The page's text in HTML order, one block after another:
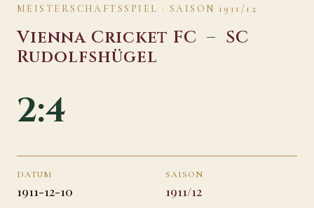
MEISTERSCHAFTSSPIEL · SAISON 1911/12
Vienna Cricket FC – SC
Rudolfshügel
2:4
DATUM
1911-12-10
SAISON
1911/12